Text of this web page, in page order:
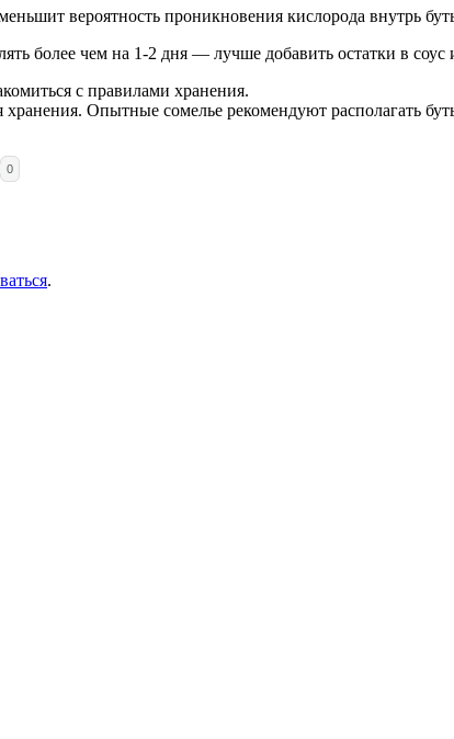
вероятность проникновения кислорода внутрь
более чем на 1-2 дня — лучше добавить остатки в
с правилами хранения.
Опытные сомелье рекомендуют располагать
0
.